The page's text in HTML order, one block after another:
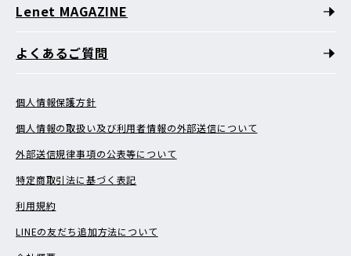
Lenet MAGAZINE
よくあるご質問
個人情報保護方針
個人情報の取扱い及び利用者情報の外部送信について
外部送信規律事項の公表等について
特定商取引法に基づく表記
利用規約
LINEの友だち追加方法について